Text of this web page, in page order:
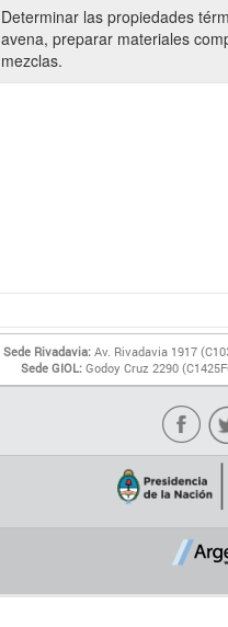
Determinar las propiedades
avena, preparar materiales
mezclas.
Sede Rivadavia: Av. Rivadavia 1917
Sede GIOL: Godoy Cruz 2290